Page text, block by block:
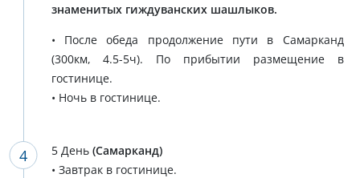
знаменитых гиждуванских шашлыков.
• После обеда продолжение пути в Самарканд
(300км, 4.5-5ч). По прибытии размещение в
гостинице.
• Ночь в гостинице.
5 День (Самарканд)
• Завтрак в гостинице.